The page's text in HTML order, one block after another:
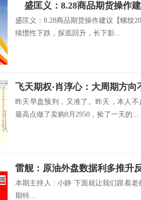
盛匡义：8.28商品期货操作
盛匡义：8.28商品期货操作建议【螺纹
续惯性下跌，探底回升，长下影...
昨天早盘预判，又准了。昨天，本人
最高点做了卖购8月2950，捡了一天的...
本期主持人 : 小静 下面就让我们跟着
期特...